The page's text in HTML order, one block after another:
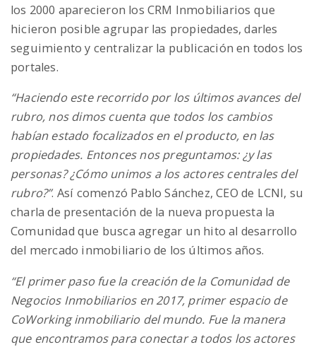
los 2000 aparecieron los CRM Inmobiliarios que
hicieron posible agrupar las propiedades, darles
seguimiento y centralizar la publicación en todos los
portales.
“Haciendo este recorrido por los últimos avances del
rubro, nos dimos cuenta que todos los cambios
habían estado focalizados en el producto, en las
propiedades. Entonces nos preguntamos: ¿y las
personas? ¿Cómo unimos a los actores centrales del
rubro?”. Así comenzó Pablo Sánchez, CEO de LCNI, su
charla de presentación de la nueva propuesta la
Comunidad que busca agregar un hito al desarrollo
del mercado inmobiliario de los últimos años.
“El primer paso fue la creación de la Comunidad de
Negocios Inmobiliarios en 2017, primer espacio de
CoWorking inmobiliario del mundo. Fue la manera
que encontramos para conectar a todos los actores